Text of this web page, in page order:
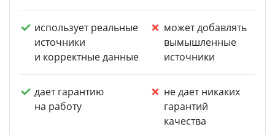
использует реальные
источники
и корректные данные
может добавлять
вымышленные
источники
дает гарантию
на работу
не дает никаких
гарантий
качества